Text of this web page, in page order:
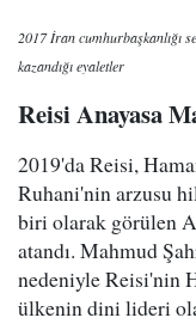
2017 İran cumhurbaşkanlığı
kazandığı eyaletler
Reisi Anayasa
2019'da Reisi,
Ruhani'nin arzusu
biri olarak görülen
atandı. Mahmud
nedeniyle Reisi'nin
ülkenin dini lideri